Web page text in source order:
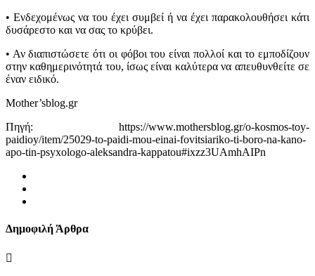
• Ενδεχομένως να του έχει συμβεί ή να έχει παρακολουθήσει κάτι
δυσάρεστο και να σας το κρύβει.
• Αν διαπιστώσετε ότι οι φόβοι του είναι πολλοί και το εμποδίζουν
στην καθημερινότητά του, ίσως είναι καλύτερα να απευθυνθείτε σε
έναν ειδικό.
Mother’sblog.gr
Πηγή: https://www.mothersblog.gr/o-kosmos-toy-
paidioy/item/25029-to-paidi-mou-einai-fovitsiariko-ti-boro-na-kano-
apo-tin-psyxologo-aleksandra-kappatou#ixzz3UAmhAIPn
Δημοφιλή Άρθρα